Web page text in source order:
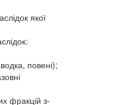
якої
повені);
фракцій з-